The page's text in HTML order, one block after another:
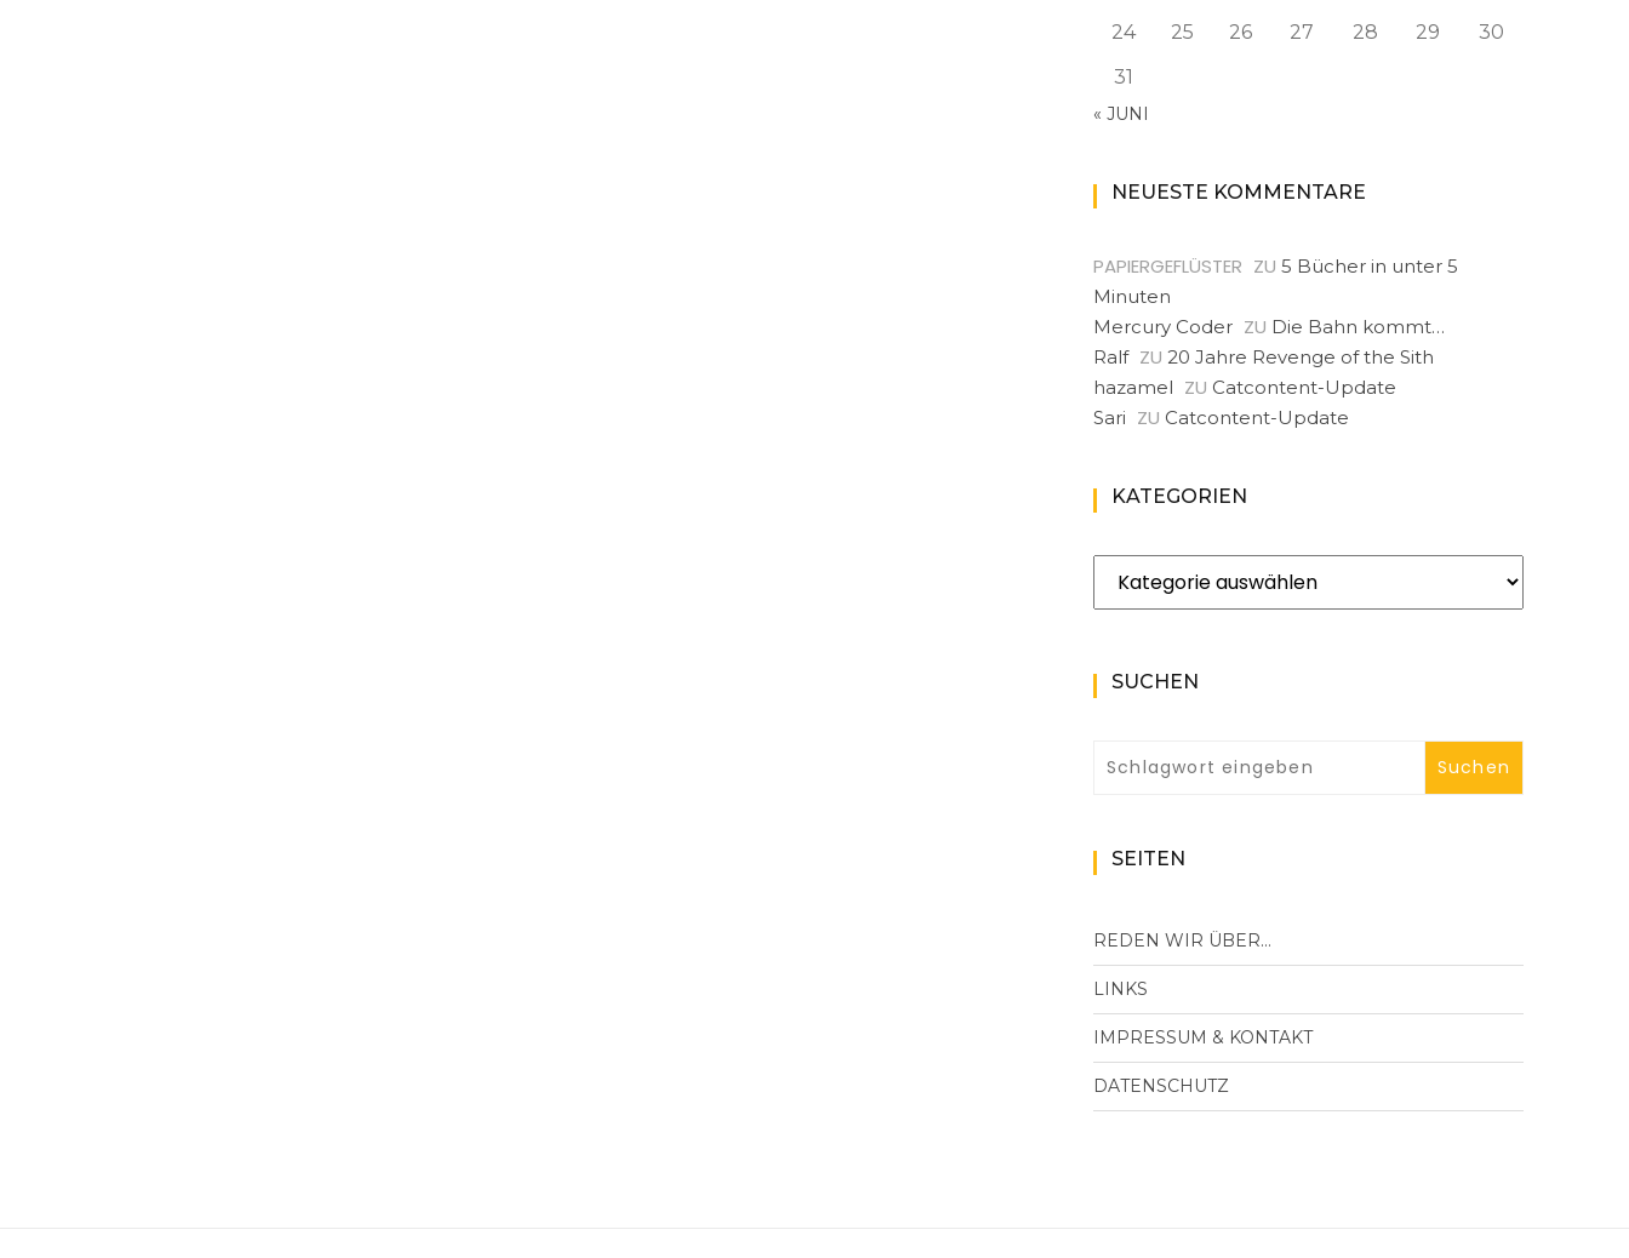
24
25 26 27 28 29
30
31
« JUNI
NEUESTE KOMMENTARE
PAPIERGEFLÜSTER ZU 5 Bücher in unter 5
Minuten
Mercury Coder ZU Die Bahn kommt…
Ralf ZU 20 Jahre Revenge of the Sith
hazamel ZU Catcontent-Update
Sari ZU Catcontent-Update
KATEGORIEN
Kategorien
SUCHEN
SEITEN
REDEN WIR ÜBER…
LINKS
IMPRESSUM & KONTAKT
DATENSCHUTZ